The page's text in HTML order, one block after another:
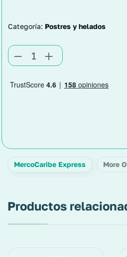
Categoría: Postres y helados
MercoCaribe Express More
Productos